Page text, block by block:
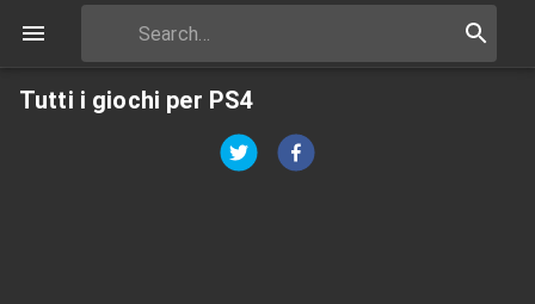
Tutti i giochi per PS4